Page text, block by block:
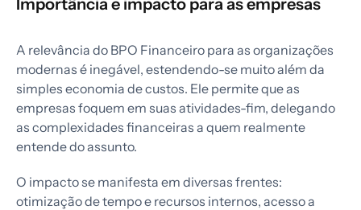
Importância e impacto para as empresas
A relevância do BPO Financeiro para as organizações
modernas é inegável, estendendo-se muito além da
simples economia de custos. Ele permite que as
empresas foquem em suas atividades-fim, delegando
as complexidades financeiras a quem realmente
entende do assunto.
O impacto se manifesta em diversas frentes:
otimização de tempo e recursos internos, acesso a